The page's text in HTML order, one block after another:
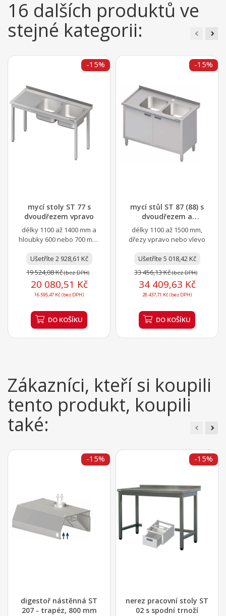
16 dalších produktů ve
stejné kategorii:
mycí stoly ST 77 s
dvoudřezem vpravo
délky 1100 až 1400 mm a
hloubky 600 nebo 700 mm,
prolis, zadní lem
Ušetříte 2 928,61 Kč
19 524,08 Kč(bez DPH)
-15%
20 080,51 Kč
16 595,47 Kč (bez DPH)
DO KOŠÍKU
mycí stůl ST 87 (88) s
dvoudřezem a
posuvnými dvířky
délky 1100 až 1500 mm,
dřezy vpravo nebo vlevo
Ušetříte 5 018,42 Kč
33 456,13 Kč(bez DPH)
-15%
34 409,63 Kč
28 437,71 Kč (bez DPH)
DO KOŠÍKU
Zákazníci, kteří si koupili
tento produkt, koupili
také:
digestoř nástěnná ST
207 - trapéz, 800 mm
-15%
nerez pracovní stoly ST
02 s spodní trnoží
-15%